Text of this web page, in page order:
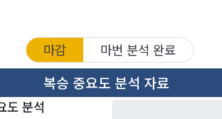
마감 마번 분석 완료
복승 중요도 분석 자료
도 분석